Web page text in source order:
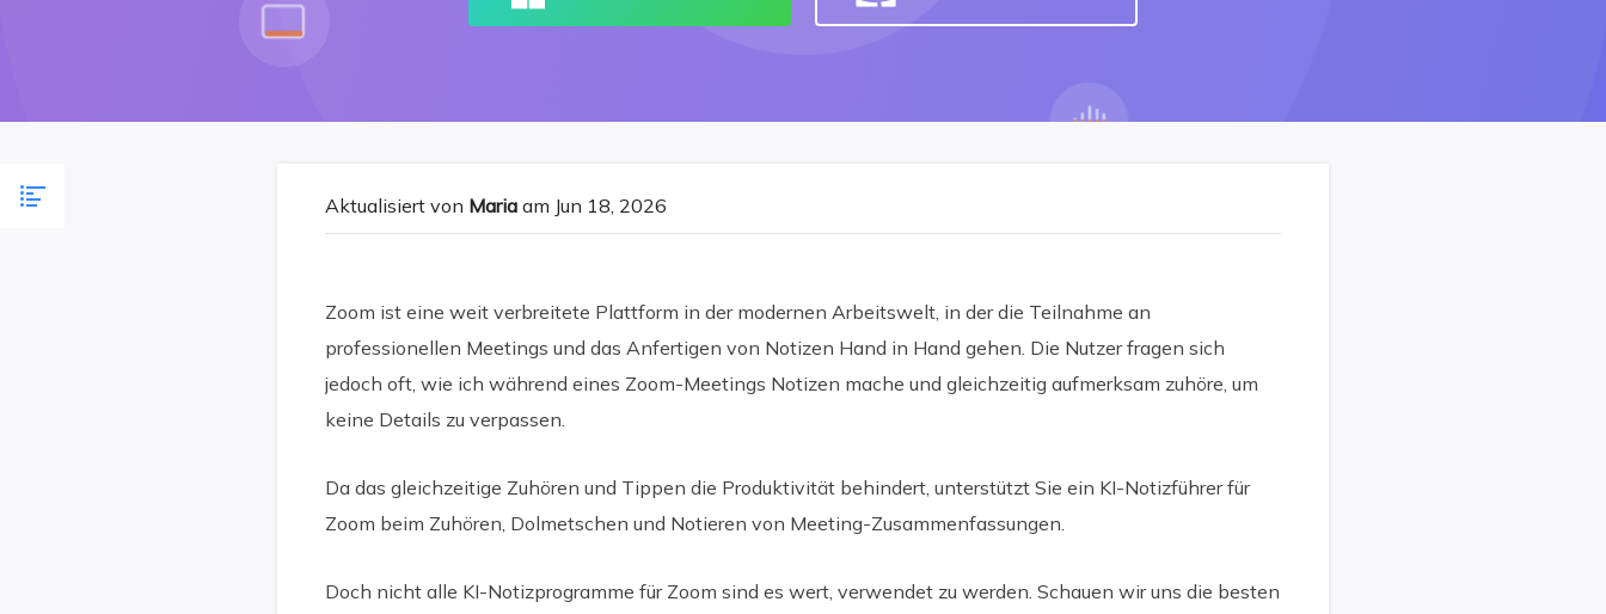
Aktualisiert von Maria am Jun 18, 2026
Zoom ist eine weit verbreitete Plattform in der modernen Arbeitswelt, in der die Teilnahme an
professionellen Meetings und das Anfertigen von Notizen Hand in Hand gehen. Die Nutzer fragen sich
jedoch oft, wie ich während eines Zoom-Meetings Notizen mache und gleichzeitig aufmerksam zuhöre, um
keine Details zu verpassen.
Da das gleichzeitige Zuhören und Tippen die Produktivität behindert, unterstützt Sie ein KI-Notizführer für
Zoom beim Zuhören, Dolmetschen und Notieren von Meeting-Zusammenfassungen.
Doch nicht alle KI-Notizprogramme für Zoom sind es wert, verwendet zu werden. Schauen wir uns die besten